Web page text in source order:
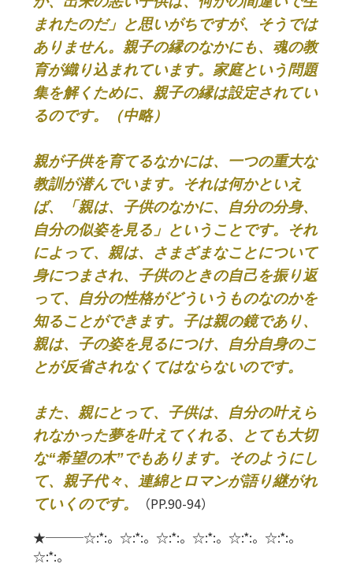
まれたのだ」と思いがちですが、そうでは
ありません。親子の縁のなかにも、魂の教
育が織り込まれています。家庭という問題
集を解くために、親子の縁は設定されてい
るのです。（中略）
親が子供を育てるなかには、一つの重大な
教訓が潜んでいます。それは何かといえ
ば、「親は、子供のなかに、自分の分身、
自分の似姿を見る」ということです。それ
によって、親は、さまざまなことについて
身につまされ、子供のときの自己を振り返
って、自分の性格がどういうものなのかを
知ることができます。子は親の鏡であり、
親は、子の姿を見るにつけ、自分自身のこ
とが反省されなくてはならないのです。
また、親にとって、子供は、自分の叶えら
れなかった夢を叶えてくれる、とても大切
な“希望の木”でもあります。そのようにし
て、親子代々、連綿とロマンが語り継がれ
ていくのです。
（PP.90-94）
★───☆:*:。☆:*:。☆:*:。☆:*:。☆:*:。☆:*:。
☆:*:。